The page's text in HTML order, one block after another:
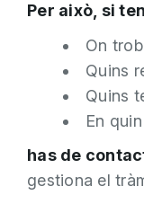
Per això, si
On
Quins
Quins
En
has de
gestiona el